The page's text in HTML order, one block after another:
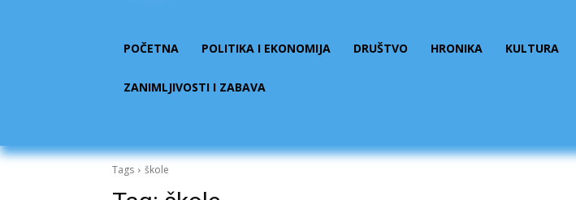
POČETNA POLITIKA I EKONOMIJA DRUŠTVO HRONIKA KULTURA
ZANIMLJIVOSTI I ZABAVA
Tags škole